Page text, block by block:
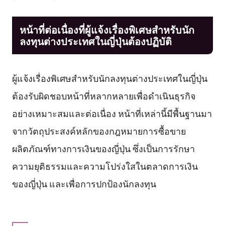
หน้าที่ต่อเนื่องที่ผู้แจ้งเรื่องพิเศษสำหรับนัก
ลงทุนต่างประเทศในญี่ปุ่นต้องปฏิบัติ
ผู้แจ้งเรื่องพิเศษสำหรับนักลงทุนต่างประเทศในญี่ปุ่น
ต้องรับผิดชอบหน้าที่หลากหลายเพื่อดำเนินธุรกิจ
อย่างเหมาะสมและต่อเนื่อง หน้าที่เหล่านี้มีพื้นฐานมา
จากวัตถุประสงค์หลักของกฎหมายการซื้อขาย
ผลิตภัณฑ์ทางการเงินของญี่ปุ่น ซึ่งเป็นการรักษา
ความยุติธรรมและความโปร่งใสในตลาดการเงิน
ของญี่ปุ่น และเพื่อการปกป้องนักลงทุน